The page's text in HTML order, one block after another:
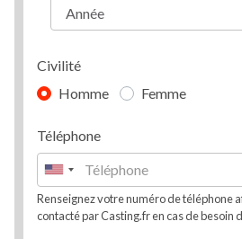
Civilité
Homme
Femme
Téléphone
Renseignez votre numéro de téléphone
contacté par Casting.fr en cas de besoin